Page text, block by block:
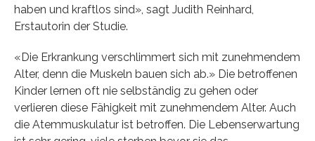
haben und kraftlos sind», sagt Judith Reinhard,
Erstautorin der Studie.
«Die Erkrankung verschlimmert sich mit zunehmendem
Alter, denn die Muskeln bauen sich ab.» Die betroffenen
Kinder lernen oft nie selbständig zu gehen oder
verlieren diese Fähigkeit mit zunehmendem Alter. Auch
die Atemmuskulatur ist betroffen. Die Lebenserwartung